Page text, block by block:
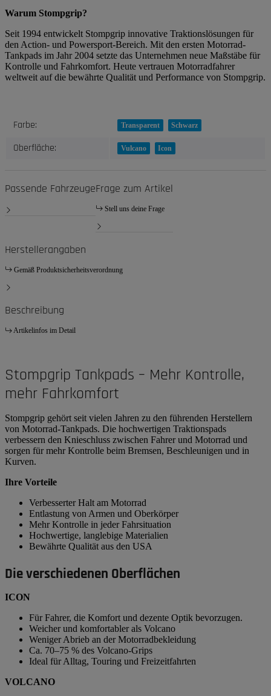
Warum Stompgrip?
Seit 1994 entwickelt Stompgrip innovative Traktionslösungen für
den Action- und Powersport-Bereich. Mit den ersten Motorrad-
Tankpads im Jahr 2004 setzte das Unternehmen neue Maßstäbe für
Kontrolle und Fahrkomfort. Heute vertrauen Motorradfahrer
weltweit auf die bewährte Qualität und Performance von Stompgrip.
Produkteigenschaft
Wert
Farbe: Transparent Schwarz
Oberfläche: Vulcano Icon
Passende FahrzeugeFrage zum Artikel
Stell uns deine Frage
Herstellerangaben
Gemäß Produktsicherheitsverordnung
Beschreibung
Artikelinfos im Detail
Stompgrip Tankpads – Mehr Kontrolle,
mehr Fahrkomfort
Stompgrip gehört seit vielen Jahren zu den führenden Herstellern
von Motorrad-Tankpads. Die hochwertigen Traktionspads
verbessern den Knieschluss zwischen Fahrer und Motorrad und
sorgen für mehr Kontrolle beim Bremsen, Beschleunigen und in
Kurven.
Ihre Vorteile
Verbesserter Halt am Motorrad
Entlastung von Armen und Oberkörper
Mehr Kontrolle in jeder Fahrsituation
Hochwertige, langlebige Materialien
Bewährte Qualität aus den USA
Die verschiedenen Oberflächen
ICON
Für Fahrer, die Komfort und dezente Optik bevorzugen.
Weicher und komfortabler als Volcano
Weniger Abrieb an der Motorradbekleidung
Ca. 70–75 % des Volcano-Grips
Ideal für Alltag, Touring und Freizeitfahrten
VOLCANO